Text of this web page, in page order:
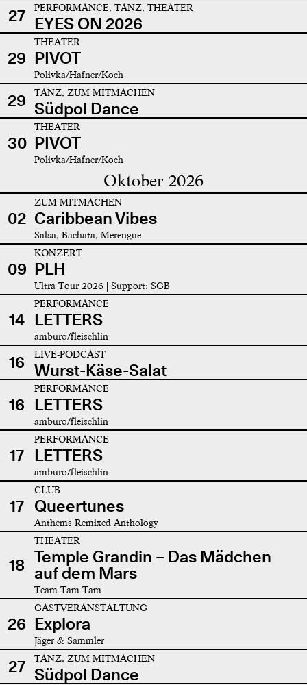
27 PERFORMANCE, TANZ, THEATER
EYES ON 2026
29
THEATER
PIVOT
Polivka/Hafner/Koch
29 TANZ, ZUM MITMACHEN
Südpol Dance
30
THEATER
PIVOT
Polivka/Hafner/Koch
Oktober 2026
02
ZUM MITMACHEN
Caribbean Vibes
Salsa, Bachata, Merengue
09
KONZERT
PLH
Ultra Tour 2026 | Support: SGB
14
PERFORMANCE
LETTERS
amburo/fleischlin
16 LIVE-PODCAST
Wurst-Käse-Salat
16
PERFORMANCE
LETTERS
amburo/fleischlin
17
PERFORMANCE
LETTERS
amburo/fleischlin
17
CLUB
Queertunes
Anthems Remixed Anthology
18
THEATER
Temple Grandin – Das Mädchen
auf dem Mars
Team Tam Tam
26
GASTVERANSTALTUNG
Explora
Jäger & Sammler
27 TANZ, ZUM MITMACHEN
Südpol Dance